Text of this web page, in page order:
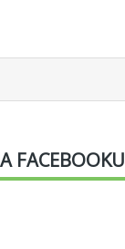
FACEBOOKU